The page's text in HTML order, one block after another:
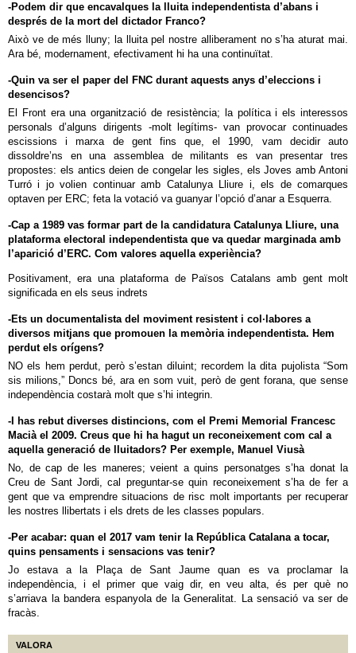
-Podem dir que encavalques la lluita independentista d’abans i
després de la mort del dictador Franco?
Això ve de més lluny; la lluita pel nostre alliberament no s’ha aturat mai.
Ara bé, modernament, efectivament hi ha una continuïtat.
-Quin va ser el paper del FNC durant aquests anys d’eleccions i
desencisos?
El Front era una organització de resistència; la política i els interessos
personals d’alguns dirigents -molt legítims- van provocar continuades
escissions i marxa de gent fins que, el 1990, vam decidir auto
dissoldre’ns en una assemblea de militants es van presentar tres
propostes: els antics deien de congelar les sigles, els Joves amb Antoni
Turró i jo volien continuar amb Catalunya Lliure i, els de comarques
optaven per ERC; feta la votació va guanyar l’opció d’anar a Esquerra.
-Cap a 1989 vas formar part de la candidatura Catalunya Lliure, una
plataforma electoral independentista que va quedar marginada amb
l’aparició d’ERC. Com valores aquella experiència?
Positivament, era una plataforma de Països Catalans amb gent molt
significada en els seus indrets
-Ets un documentalista del moviment resistent i col·labores a
diversos mitjans que promouen la memòria independentista. Hem
perdut els orígens?
NO els hem perdut, però s’estan diluint; recordem la dita pujolista “Som
sis milions,” Doncs bé, ara en som vuit, però de gent forana, que sense
independència costarà molt que s’hi integrin.
-I has rebut diverses distincions, com el Premi Memorial Francesc
Macià el 2009. Creus que hi ha hagut un reconeixement com cal a
aquella generació de lluitadors? Per exemple, Manuel Viusà
No, de cap de les maneres; veient a quins personatges s’ha donat la
Creu de Sant Jordi, cal preguntar-se quin reconeixement s’ha de fer a
gent que va emprendre situacions de risc molt importants per recuperar
les nostres llibertats i els drets de les classes populars.
-Per acabar: quan el 2017 vam tenir la República Catalana a tocar,
quins pensaments i sensacions vas tenir?
Jo estava a la Plaça de Sant Jaume quan es va proclamar la
independència, i el primer que vaig dir, en veu alta, és per què no
s’arriava la bandera espanyola de la Generalitat. La sensació va ser de
fracàs.
VALORA